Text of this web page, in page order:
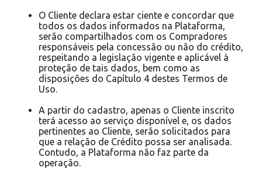
O Cliente declara estar ciente e concordar que
todos os dados informados na Plataforma,
serão compartilhados com os Compradores
responsáveis pela concessão ou não do crédito,
respeitando a legislação vigente e aplicável à
proteção de tais dados, bem como as
disposições do Capítulo 4 destes Termos de
Uso.
A partir do cadastro, apenas o Cliente inscrito
terá acesso ao serviço disponível e, os dados
pertinentes ao Cliente, serão solicitados para
que a relação de Crédito possa ser analisada.
Contudo, a Plataforma não faz parte da
operação.